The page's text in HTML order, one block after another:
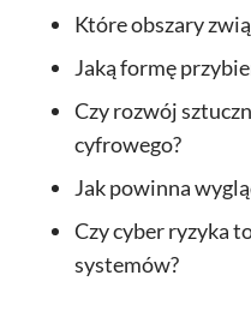
Które obszary
Jaką formę
Czy rozwój
cyfrowego?
Jak powinna
Czy cyber ryzyka
systemów?